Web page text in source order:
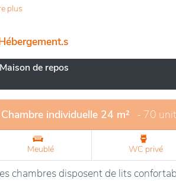
avec des parcs et des espaces de
peuvent profiter d’un cadre
conviviale. L’établissement
le bien-être et la qualité de vie.
sociales et les activités
se distingue par son engagement
plus
Maison de repos
Chambre individuelle 24 m² - 70
Meublé WC privé
chambres disposent de lits